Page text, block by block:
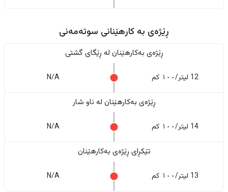
ڕێژەى به کارهێنانی سوتەمەنی
ڕێژەى بەکارهێنان له ڕێگای گشتی
12 لیتر/١٠٠ کم N/A
ڕێژەى بەکارهێنان له ناو شار
14 لیتر/١٠٠ کم N/A
تێکڕای ڕێژەى بەکارهێنان
13 لیتر/١٠٠ کم N/A